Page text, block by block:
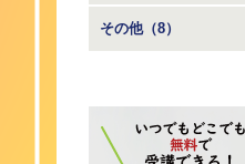
その他（8）